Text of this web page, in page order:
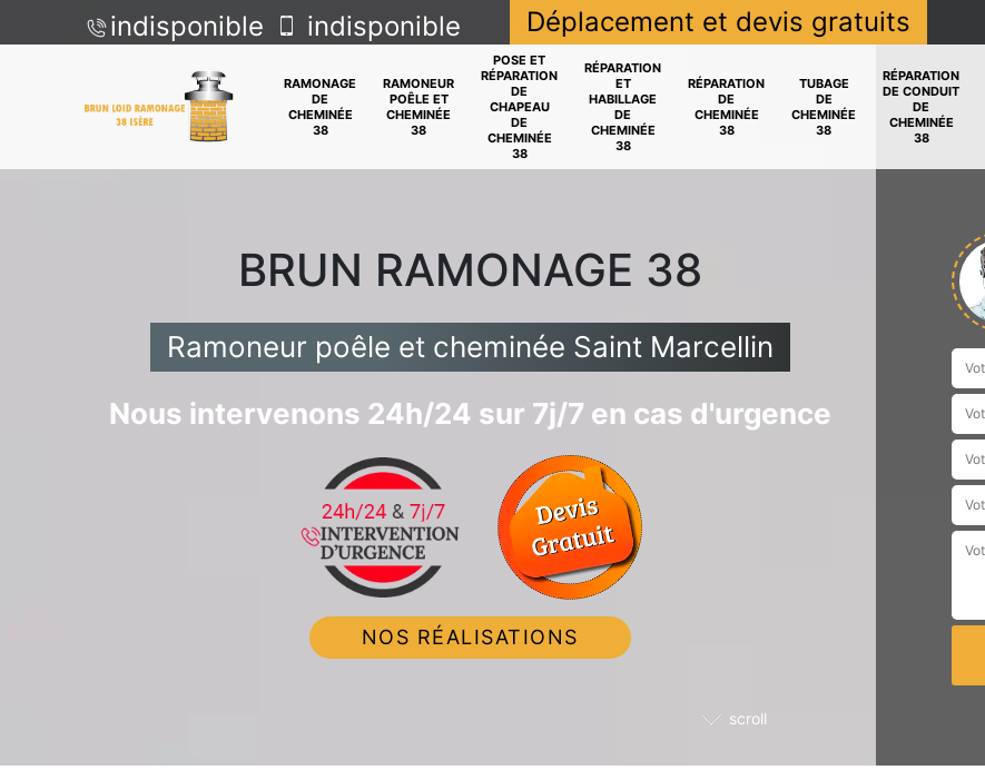
indisponible indisponible Déplacement et devis gratuits
RAMONAGE
DE
CHEMINÉE
38
RAMONEUR
POÊLE ET
CHEMINÉE
38
POSE ET
RÉPARATION
DE
CHAPEAU
DE
CHEMINÉE
38
RÉPARATION
ET
HABILLAGE
DE
CHEMINÉE
38
RÉPARATION
DE
CHEMINÉE
38
TUBAGE
DE
CHEMINÉE
38
RÉPARATION
DE CONDUIT
DE
CHEMINÉE
38
scroll
BRUN RAMONAGE 38
Ramoneur poêle et cheminée Saint Marcellin
Nous intervenons 24h/24 sur 7j/7 en cas d'urgence
NOS RÉALISATIONS